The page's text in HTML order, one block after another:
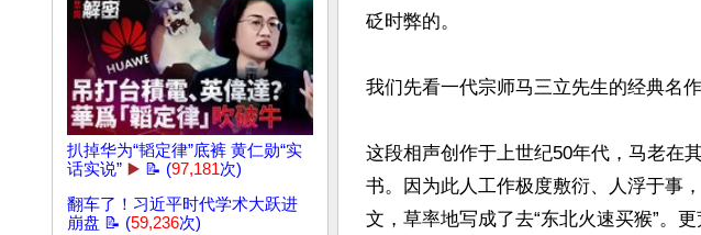
扒掉华为“韬定律”底裤 黄仁勋“实
话实说” ▶️ 📝 (97,181次)
翻车了！习近平时代学术大跃进
崩盘 📝 (59,236次)
砭时弊的。
我们先看一代宗师马三立先生的经典名作
这段相声创作于上世纪50年代，马老在
书。因为此人工作极度敷衍、人浮于事
文，草率地写成了去“东北火速买猴”。